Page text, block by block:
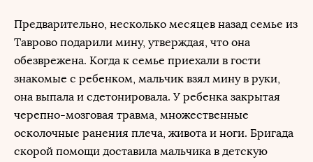
Предварительно, несколько месяцев назад семье из
Таврово подарили мину, утверждая, что она
обезврежена. Когда к семье приехали в гости
знакомые с ребенком, мальчик взял мину в руки,
она выпала и сдетонировала. У ребенка закрытая
черепно-мозговая травма, множественные
осколочные ранения плеча, живота и ноги. Бригада
скорой помощи доставила мальчика в детскую